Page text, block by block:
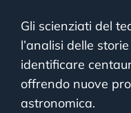
Gli scienziati del
l’analisi delle
identificare
offrendo nuove
astronomica.